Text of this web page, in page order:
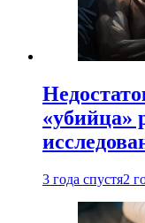
«убийца»
3 года спустя2